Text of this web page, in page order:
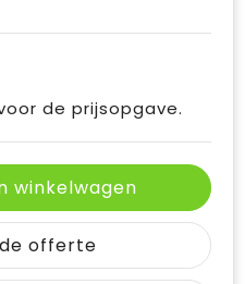
de prijsopgave.
winkelwagen
offerte